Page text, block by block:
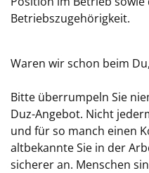
Betriebszugehörigkeit.
Waren wir schon beim
Bitte überrumpeln Sie
Duz-Angebot. Nicht
und für so manch einen
altbekannte Sie in der
sicherer an. Menschen